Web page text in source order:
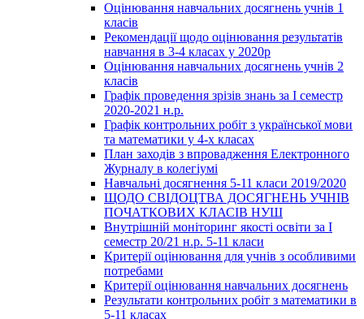
Оцінювання навчальних досягнень учнів 1
класів
Рекомендації щодо оцінювання результатів
навчання в 3-4 класах у 2020р
Оцінювання навчальних досягнень учнів 2
класів
Графік проведення зрізів знань за І семестр
2020-2021 н.р.
Графік контрольних робіт з української мови
та математики у 4-х класах
План заходів з впровадження Електронного
Журналу в колегіумі
Навчальні досягнення 5-11 класи 2019/2020
ЩОДО СВІДОЦТВА ДОСЯГНЕНЬ УЧНІВ
ПОЧАТКОВИХ КЛАСІВ НУШ
Внутрішній моніторинг якості освіти за І
семестр 20/21 н.р. 5-11 класи
Критерії оцінювання для учнів з особливими
потребами
Критерії оцінювання навчальних досягнень
Результати контрольних робіт з математики в
5-11 класах